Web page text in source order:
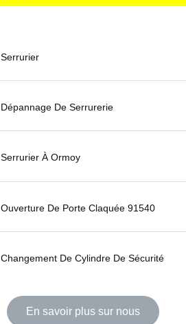
Serrurier
Dépannage De Serrurerie
Serrurier À Ormoy
Ouverture De Porte Claquée 91540
Changement De Cylindre De Sécurité
En savoir plus sur nous